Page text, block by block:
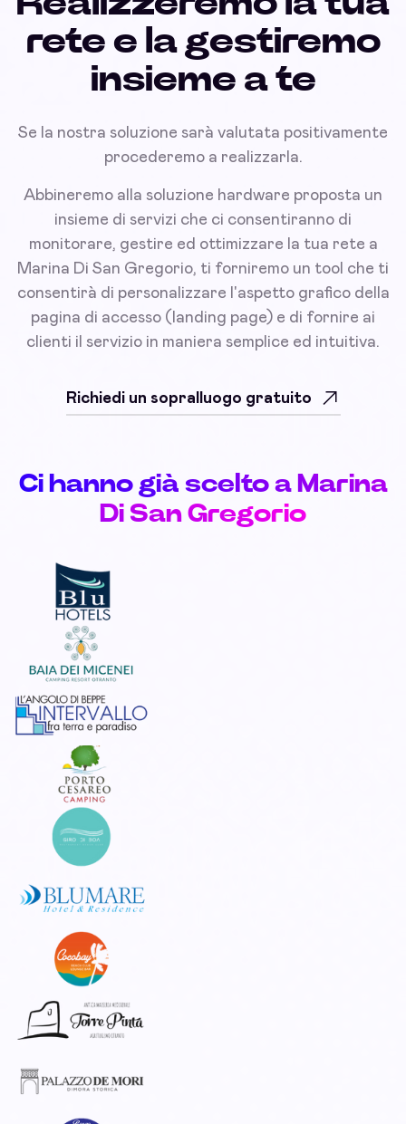
rete e la gestiremo
insieme a te
Se la nostra soluzione sarà valutata positivamente
procederemo a realizzarla.
Abbineremo alla soluzione hardware proposta un
insieme di servizi che ci consentiranno di
monitorare, gestire ed ottimizzare la tua rete a
Marina Di San Gregorio, ti forniremo un tool che ti
consentirà di personalizzare l'aspetto grafico della
pagina di accesso (landing page) e di fornire ai
clienti il servizio in maniera semplice ed intuitiva.
Richiedi un sopralluogo gratuito
Ci hanno già scelto a Marina
Di San Gregorio